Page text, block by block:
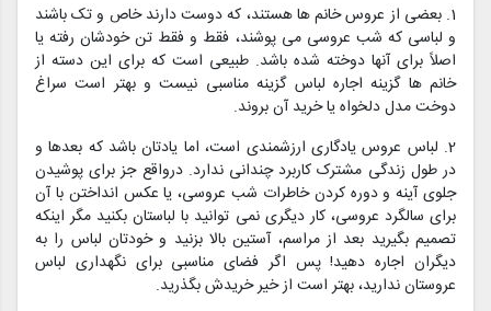
1. بعضی از عروس خانم ها هستند، که دوست دارند خاص و تک باشند
و لباسی که شب عروسی می پوشند، فقط و فقط تن خودشان رفته یا
اصلاً برای آنها دوخته شده باشد. طبیعی است که برای این دسته از
خانم ها گزینه اجاره لباس گزینه مناسبی نیست و بهتر است سراغ
دوخت مدل دلخواه یا خرید آن بروند.
2. لباس عروس یادگاری ارزشمندی است، اما یادتان باشد که بعدها و
در طول زندگی مشترک کاربرد چندانی ندارد. درواقع جز برای پوشیدن
جلوی آینه و دوره کردن خاطرات شب عروسی، یا عکس انداختن با آن
برای سالگرد عروسی، کار دیگری نمی توانید با لباستان بکنید مگر اینکه
تصمیم بگیرید بعد از مراسم، آستین بالا بزنید و خودتان لباس را به
دیگران اجاره دهید! پس اگر فضای مناسبی برای نگهداری لباس
عروستان ندارید، بهتر است از خیر خریدش بگذرید.